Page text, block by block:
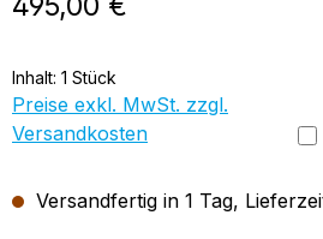
Inhalt: 1 Stück
Preise exkl. MwSt. zzgl.
Versandkosten
Versandfertig in 1 Tag,